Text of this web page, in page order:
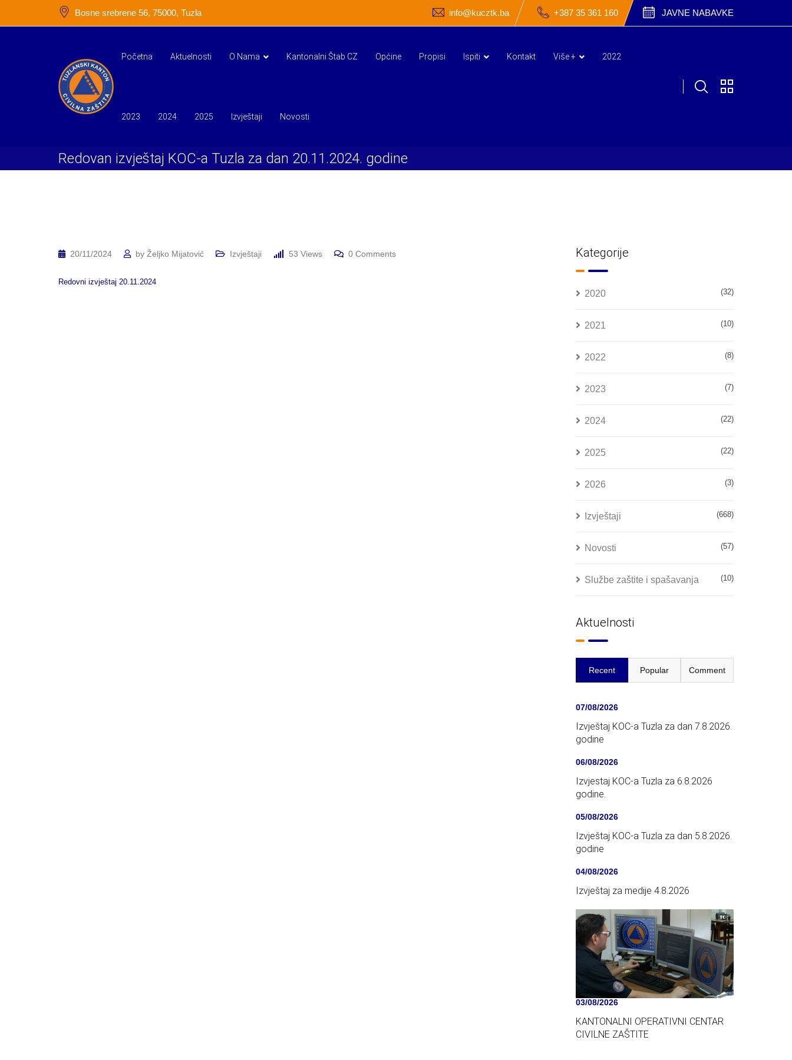
Bosne srebrene 56, 75000, Tuzla info@kucztk.ba +387 35 361 160 JAVNE NABAVKE
Početna Aktuelnosti O Nama Kantonalni Štab CZ Općine Propisi Ispiti Kontakt Više + 2022
2023 2024 2025 Izvještaji Novosti
Redovan izvještaj KOC-a Tuzla za dan 20.11.2024. godine
20/11/2024 by Željko Mijatović Izvještaji 53 Views 0 Comments
Redovni izvještaj 20.11.2024
Kategorije
2020 (32)
2021 (10)
2022 (8)
2023 (7)
2024 (22)
2025 (22)
2026 (3)
Izvještaji (668)
Novosti (57)
Službe zaštite i spašavanja (10)
Aktuelnosti
Recent Popular Comment
07/08/2026
Izvještaj KOC-a Tuzla za dan 7.8.2026.
godine
06/08/2026
Izvjestaj KOC-a Tuzla za 6.8.2026
godine.
05/08/2026
Izvještaj KOC-a Tuzla za dan 5.8.2026.
godine
04/08/2026
Izvještaj za medije 4.8.2026
03/08/2026
KANTONALNI OPERATIVNI CENTAR
CIVILNE ZAŠTITE